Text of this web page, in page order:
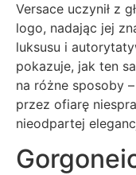
Versace uczynił z
logo, nadając jej
luksusu i
pokazuje, jak ten
na różne sposoby
przez ofiarę
nieodpartej